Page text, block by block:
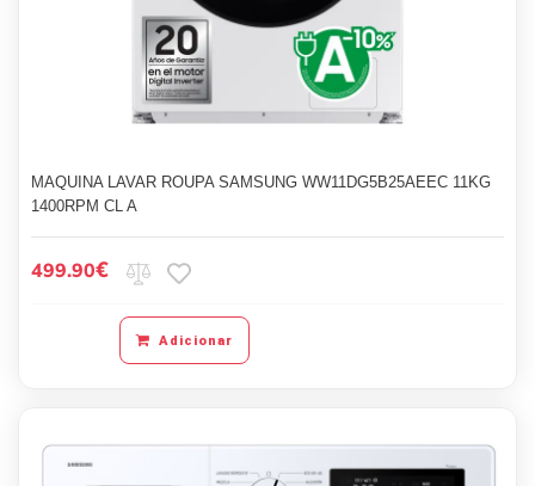
MAQUINA LAVAR ROUPA SAMSUNG WW11DG5B25AEEC 11KG
1400RPM CL A
499.90€
Adicionar